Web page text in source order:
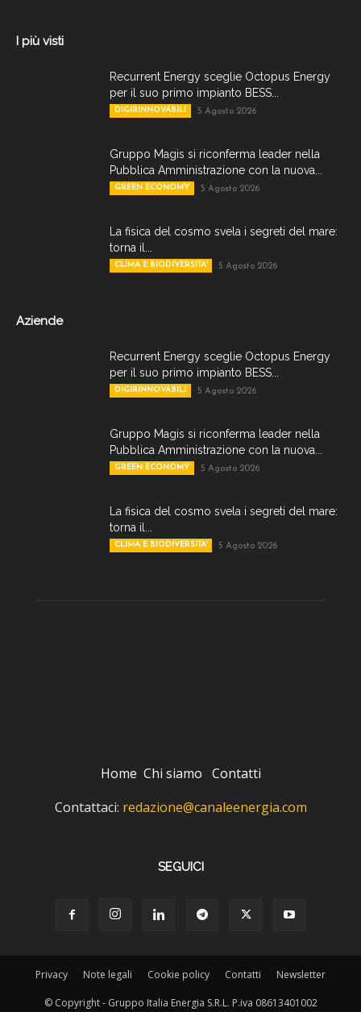
I più visti
Recurrent Energy sceglie Octopus Energy
per il suo primo impianto BESS...
DIGIRINNOVABILI 5 Agosto 2026
Gruppo Magis si riconferma leader nella
Pubblica Amministrazione con la nuova...
GREEN ECONOMY 5 Agosto 2026
La fisica del cosmo svela i segreti del mare:
torna il...
CLIMA E BIODIVERSITA' 5 Agosto 2026
Aziende
Recurrent Energy sceglie Octopus Energy
per il suo primo impianto BESS...
DIGIRINNOVABILI 5 Agosto 2026
Gruppo Magis si riconferma leader nella
Pubblica Amministrazione con la nuova...
GREEN ECONOMY 5 Agosto 2026
La fisica del cosmo svela i segreti del mare:
torna il...
CLIMA E BIODIVERSITA' 5 Agosto 2026
Home Chi siamo Contatti
Contattaci: redazione@canaleenergia.com
SEGUICI
Privacy Note legali Cookie policy Contatti Newsletter
© Copyright - Gruppo Italia Energia S.R.L. P.iva 08613401002